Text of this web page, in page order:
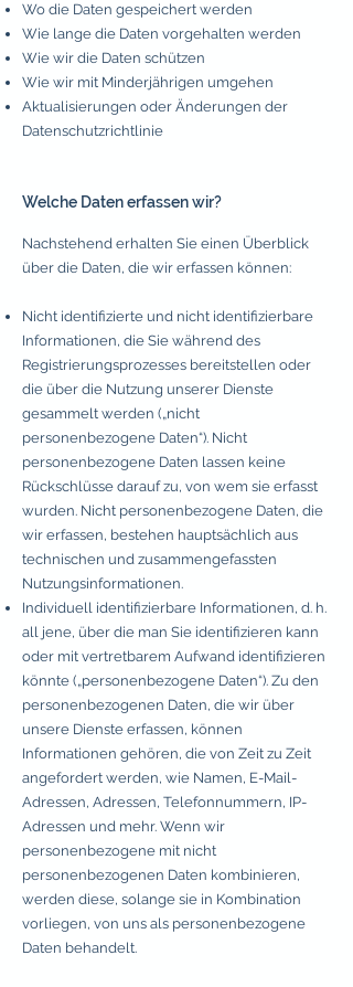
Wo die Daten gespeichert werden
Wie lange die Daten vorgehalten werden
Wie wir die Daten schützen
Wie wir mit Minderjährigen umgehen
Aktualisierungen oder Änderungen der
Datenschutzrichtlinie
Welche Daten erfassen wir?
Nachstehend erhalten Sie einen Überblick
über die Daten, die wir erfassen können:
Nicht identifizierte und nicht identifizierbare
Informationen, die Sie während des
Registrierungsprozesses bereitstellen oder
die über die Nutzung unserer Dienste
gesammelt werden („nicht
personenbezogene Daten“). Nicht
personenbezogene Daten lassen keine
Rückschlüsse darauf zu, von wem sie erfasst
wurden. Nicht personenbezogene Daten, die
wir erfassen, bestehen hauptsächlich aus
technischen und zusammengefassten
Nutzungsinformationen.
Individuell identifizierbare Informationen, d. h.
all jene, über die man Sie identifizieren kann
oder mit vertretbarem Aufwand identifizieren
könnte („personenbezogene Daten“). Zu den
personenbezogenen Daten, die wir über
unsere Dienste erfassen, können
Informationen gehören, die von Zeit zu Zeit
angefordert werden, wie Namen, E-Mail-
Adressen, Adressen, Telefonnummern, IP-
Adressen und mehr. Wenn wir
personenbezogene mit nicht
personenbezogenen Daten kombinieren,
werden diese, solange sie in Kombination
vorliegen, von uns als personenbezogene
Daten behandelt.